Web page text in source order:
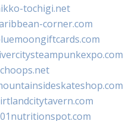
tochigi.net
corner.com